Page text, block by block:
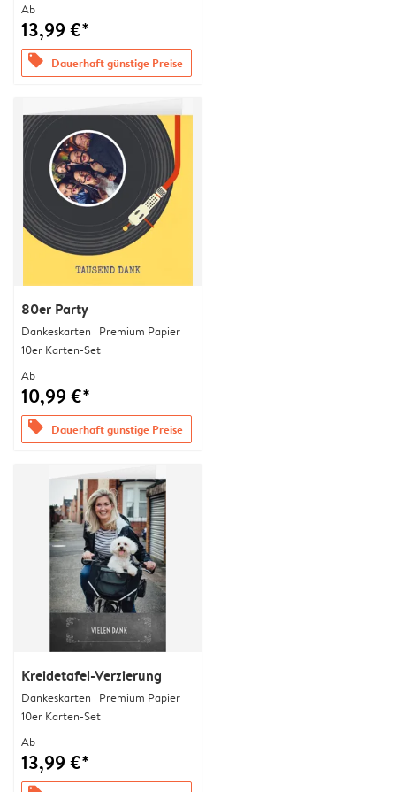
Ab
13,99 €*
offers Dauerhaft günstige Preise
80er Party
Dankeskarten | Premium Papier
10er Karten-Set
Ab
10,99 €*
offers Dauerhaft günstige Preise
Kreidetafel-Verzierung
Dankeskarten | Premium Papier
10er Karten-Set
Ab
13,99 €*